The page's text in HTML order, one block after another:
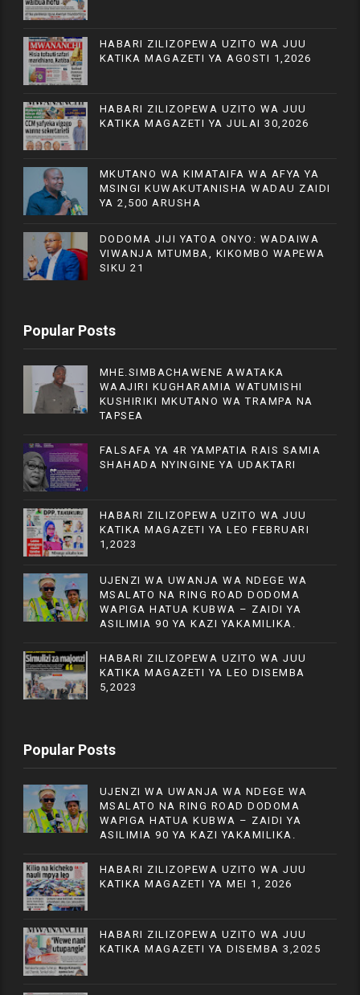
HABARI ZILIZOPEWA UZITO WA JUU
KATIKA MAGAZETI YA AGOSTI 1,2026
HABARI ZILIZOPEWA UZITO WA JUU
KATIKA MAGAZETI YA JULAI 30,2026
MKUTANO WA KIMATAIFA WA AFYA YA
MSINGI KUWAKUTANISHA WADAU ZAIDI
YA 2,500 ARUSHA
DODOMA JIJI YATOA ONYO: WADAIWA
VIWANJA MTUMBA, KIKOMBO WAPEWA
SIKU 21
Popular Posts
MHE.SIMBACHAWENE AWATAKA
WAAJIRI KUGHARAMIA WATUMISHI
KUSHIRIKI MKUTANO WA TRAMPA NA
TAPSEA
FALSAFA YA 4R YAMPATIA RAIS SAMIA
SHAHADA NYINGINE YA UDAKTARI
HABARI ZILIZOPEWA UZITO WA JUU
KATIKA MAGAZETI YA LEO FEBRUARI
1,2023
UJENZI WA UWANJA WA NDEGE WA
MSALATO NA RING ROAD DODOMA
WAPIGA HATUA KUBWA – ZAIDI YA
ASILIMIA 90 YA KAZI YAKAMILIKA.
HABARI ZILIZOPEWA UZITO WA JUU
KATIKA MAGAZETI YA LEO DISEMBA
5,2023
Popular Posts
UJENZI WA UWANJA WA NDEGE WA
MSALATO NA RING ROAD DODOMA
WAPIGA HATUA KUBWA – ZAIDI YA
ASILIMIA 90 YA KAZI YAKAMILIKA.
HABARI ZILIZOPEWA UZITO WA JUU
KATIKA MAGAZETI YA MEI 1, 2026
HABARI ZILIZOPEWA UZITO WA JUU
KATIKA MAGAZETI YA DISEMBA 3,2025